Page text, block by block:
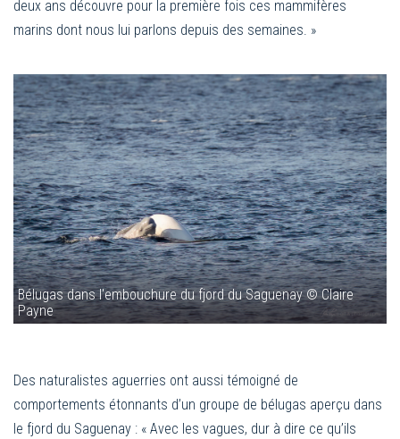
deux ans découvre pour la première fois ces mammifères
marins dont nous lui parlons depuis des semaines. »
Bélugas dans l'embouchure du fjord du Saguenay © Claire
Payne
Des naturalistes aguerries ont aussi témoigné de
comportements étonnants d’un groupe de bélugas aperçu dans
le fjord du Saguenay : « Avec les vagues, dur à dire ce qu’ils